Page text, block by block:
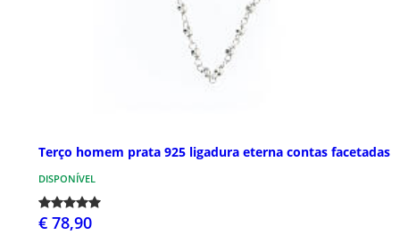
Terço homem prata 925 ligadura eterna contas facetadas
DISPONÍVEL
€ 78,90